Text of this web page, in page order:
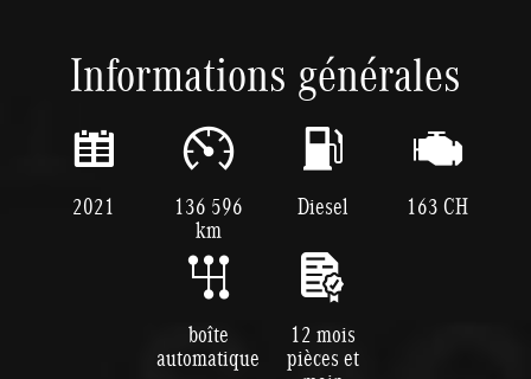
Informations générales
2021 136 596
km
Diesel 163 CH
boîte
automatique
12 mois
pièces et